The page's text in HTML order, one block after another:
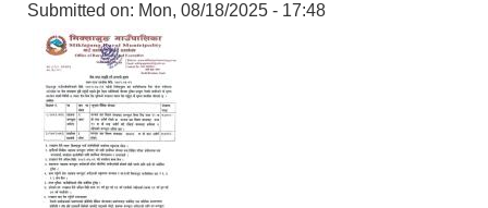
Submitted on: Mon, 08/18/2025 - 17:48